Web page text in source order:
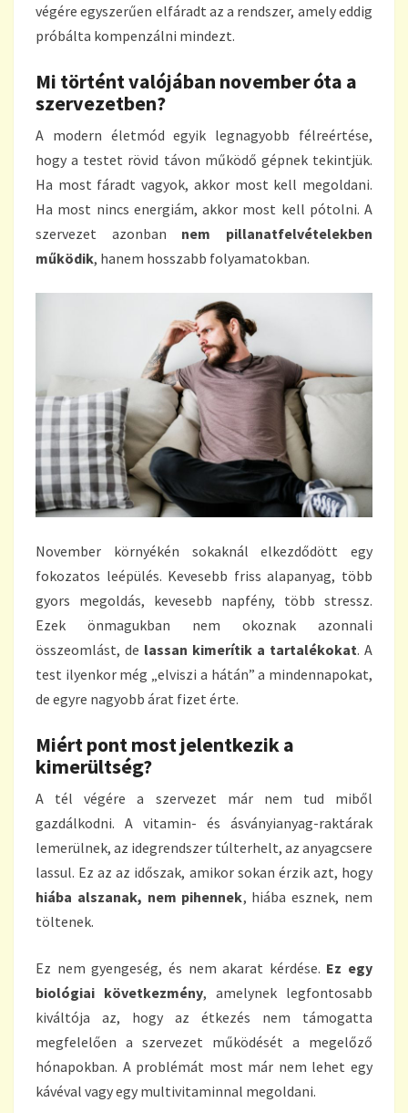
végére egyszerűen elfáradt az a rendszer, amely eddig
próbálta kompenzálni mindezt.
Mi történt valójában november óta a
szervezetben?
A modern életmód egyik legnagyobb félreértése,
hogy a testet rövid távon működő gépnek tekintjük.
Ha most fáradt vagyok, akkor most kell megoldani.
Ha most nincs energiám, akkor most kell pótolni. A
szervezet azonban nem pillanatfelvételekben
működik, hanem hosszabb folyamatokban.
November környékén sokaknál elkezdődött egy
fokozatos leépülés. Kevesebb friss alapanyag, több
gyors megoldás, kevesebb napfény, több stressz.
Ezek önmagukban nem okoznak azonnali
összeomlást, de lassan kimerítik a tartalékokat. A
test ilyenkor még „elviszi a hátán” a mindennapokat,
de egyre nagyobb árat fizet érte.
Miért pont most jelentkezik a
kimerültség?
A tél végére a szervezet már nem tud miből
gazdálkodni. A vitamin- és ásványianyag-raktárak
lemerülnek, az idegrendszer túlterhelt, az anyagcsere
lassul. Ez az az időszak, amikor sokan érzik azt, hogy
hiába alszanak, nem pihennek, hiába esznek, nem
töltenek.
Ez nem gyengeség, és nem akarat kérdése. Ez egy
biológiai következmény, amelynek legfontosabb
kiváltója az, hogy az étkezés nem támogatta
megfelelően a szervezet működését a megelőző
hónapokban. A problémát most már nem lehet egy
kávéval vagy egy multivitaminnal megoldani.